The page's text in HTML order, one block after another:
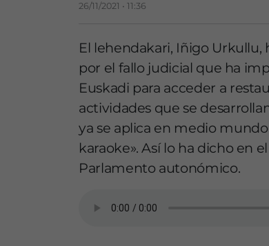
26/11/2021 • 11:36
El lehendakari, Iñigo Urkullu,
por el fallo judicial que ha
Euskadi para acceder a
actividades que se
ya se aplica en medio
karaoke». Así lo ha dicho en
Parlamento autonómico.